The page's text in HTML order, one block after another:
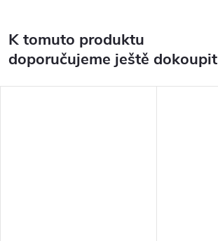
K tomuto produktu
doporučujeme ještě dokoupit